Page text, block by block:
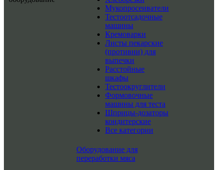
Мукопросеиватели
Тестоотсадочные
машины
Кремоварки
Листы пекарские
(противни) для
выпечки
Расстойные
шкафы
Тестоокруглители
Формовочные
машины для теста
Шприцы-дозаторы
кондитерские
Все категории
Оборудование для
переработки мяса